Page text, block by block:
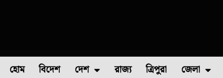
হোম বিদেশ দেশ রাজ্য ত্রিপুরা জেলা